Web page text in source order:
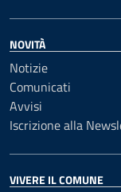
NOVITÀ
Notizie
Comunicati
Avvisi
Iscrizione alla
VIVERE IL COMUNE